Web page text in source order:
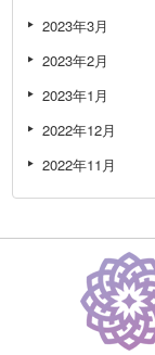
2023年3月
2023年2月
2023年1月
2022年12月
2022年11月